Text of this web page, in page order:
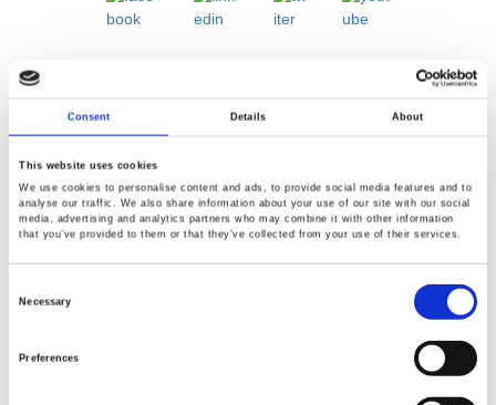
Consent Details About
This website uses cookies
We use cookies to personalise content and ads, to provide social media features and to
analyse our traffic. We also share information about your use of our site with our social
media, advertising and analytics partners who may combine it with other information
that you’ve provided to them or that they’ve collected from your use of their services.
Selection
Necessary
Preferences
使用條款
隱私政策